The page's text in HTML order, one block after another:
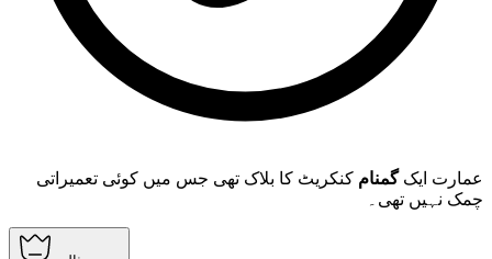
عمارت ایکگمنام کنکریٹ کا بلاک تھی جس میں کوئی تعمیراتی
چمک نہیں تھی۔